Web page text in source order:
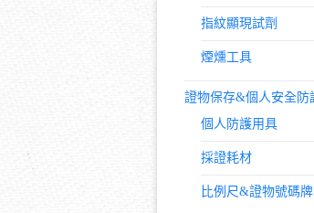
指紋顯現試劑
煙燻工具
證物保存&個人安全防
個人防護用具
採證耗材
比例尺&證物號碼牌